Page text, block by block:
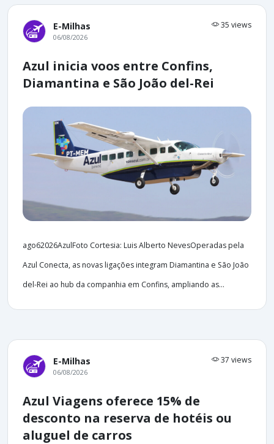
E-Milhas 35 views
06/08/2026
Azul inicia voos entre Confins,
Diamantina e São João del-Rei
ago62026AzulFoto Cortesia: Luis Alberto NevesOperadas pela
Azul Conecta, as novas ligações integram Diamantina e São João
del-Rei ao hub da companhia em Confins, ampliando as...
E-Milhas 37 views
06/08/2026
Azul Viagens oferece 15% de
desconto na reserva de hotéis ou
aluguel de carros